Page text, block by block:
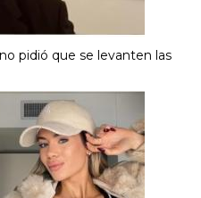
pidió que se levanten las